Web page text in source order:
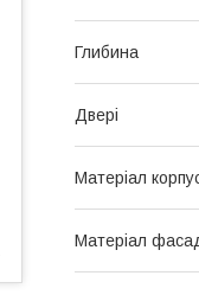
Глибина
Двері
Матеріал
Матеріал